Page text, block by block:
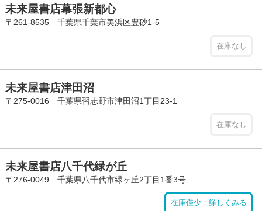
未来屋書店幕張新都心
〒261-8535 千葉県千葉市美浜区豊砂1-5
在庫なし
未来屋書店津田沼
〒275-0016 千葉県習志野市津田沼1丁目23-1
在庫なし
未来屋書店八千代緑が丘
〒276-0049 千葉県八千代市緑ヶ丘2丁目1番3号
在庫僅少：詳しくみる